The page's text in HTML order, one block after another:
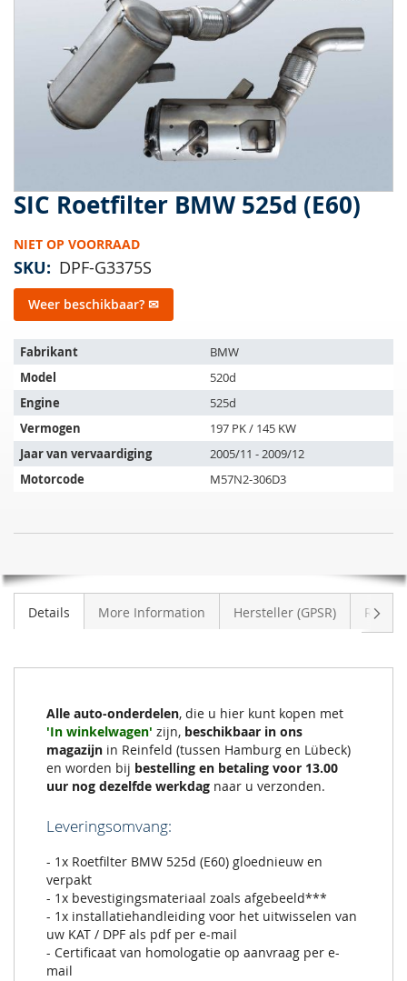
SIC Roetfilter BMW 525d (E60)
NIET OP VOORRAAD
SKU DPF-G3375S
Weer beschikbaar? ✉
Het
artikel
past
op
de
volgende
voertuigen:
Fabrikant
BMW
Model
520d
Engine
525d
Vermogen
197 PK / 145 KW
Jaar van vervaardiging
2005/11 - 2009/12
Motorcode
M57N2-306D3
BMW
525d
(E60)
VOORRAAD
afbeeldingen-
Ga
naar
het
begin
van
de
afbeeldingen-
gallerij
Details More Information Hersteller (GPSR)
Alle auto-onderdelen, die u hier kunt kopen met
'In winkelwagen' zijn, beschikbaar in ons
magazijn in Reinfeld (tussen Hamburg en Lübeck)
en worden bij bestelling en betaling voor 13.00
uur nog dezelfde werkdag naar u verzonden.
Leveringsomvang:
- 1x Roetfilter BMW 525d (E60) gloednieuw en
verpakt
- 1x bevestigingsmateriaal zoals afgebeeld***
- 1x installatiehandleiding voor het uitwisselen van
uw KAT / DPF als pdf per e-mail
- Certificaat van homologatie op aanvraag per e-
mail